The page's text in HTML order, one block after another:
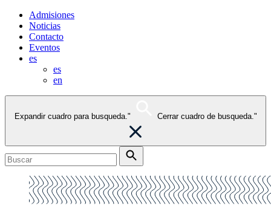
Admisiones
Noticias
Contacto
Eventos
es
es
en
Expandir cuadro para busqueda." Cerrar cuadro de busqueda."